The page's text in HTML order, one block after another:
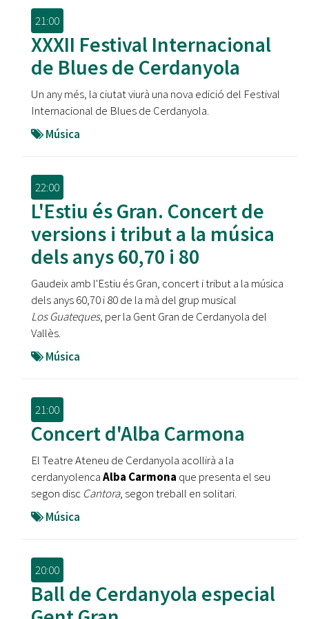
21:00
XXXII Festival Internacional
de Blues de Cerdanyola
Un any més, la ciutat viurà una nova edició del Festival
Internacional de Blues de Cerdanyola.
Música
22:00
L'Estiu és Gran. Concert de
versions i tribut a la música
dels anys 60,70 i 80
Gaudeix amb l'Estiu és Gran, concert i tribut a la música
dels anys 60,70 i 80 de la mà del grup musical
Los Guateques, per la Gent Gran de Cerdanyola del
Vallès.
Música
21:00
Concert d'Alba Carmona
El Teatre Ateneu de Cerdanyola acollirà a la
cerdanyolencaAlba Carmona que presenta el seu
segon disc Cantora, segon treball en solitari.
Música
20:00
Ball de Cerdanyola especial